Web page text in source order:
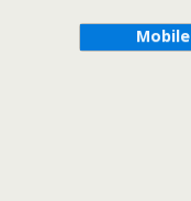
Mobile